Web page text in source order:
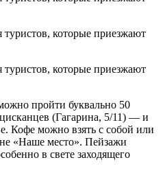
пройти буквально 50
(Гагарина, 5/11) — и
Кофе можно взять с собой или
«Наше место». Пейзажи
в свете заходящего